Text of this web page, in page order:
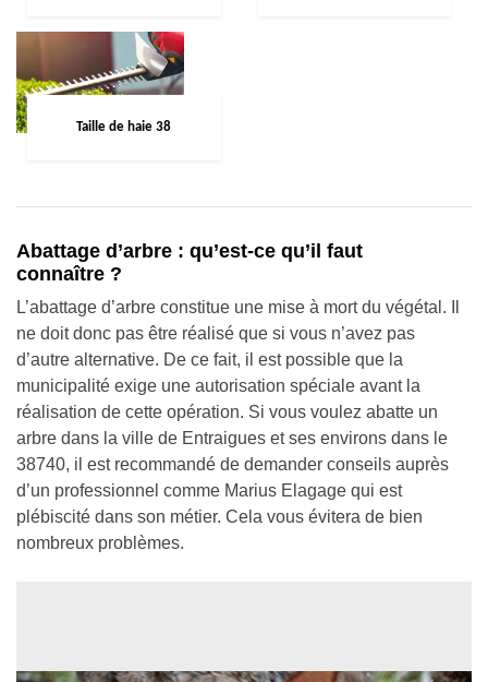
Taille de haie 38
Abattage d’arbre : qu’est-ce qu’il faut
connaître ?
L’abattage d’arbre constitue une mise à mort du végétal. Il
ne doit donc pas être réalisé que si vous n’avez pas
d’autre alternative. De ce fait, il est possible que la
municipalité exige une autorisation spéciale avant la
réalisation de cette opération. Si vous voulez abatte un
arbre dans la ville de Entraigues et ses environs dans le
38740, il est recommandé de demander conseils auprès
d’un professionnel comme Marius Elagage qui est
plébiscité dans son métier. Cela vous évitera de bien
nombreux problèmes.